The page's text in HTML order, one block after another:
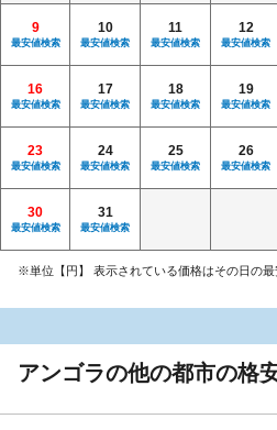
9
最安値検索
10
最安値検索
11
最安値検索
12
最安値検索
16
最安値検索
17
最安値検索
18
最安値検索
19
最安値検索
23
最安値検索
24
最安値検索
25
最安値検索
26
最安値検索
30
最安値検索
31
最安値検索
※単位【円】 表示されている価格はその日の最
アンゴラの他の都市の格